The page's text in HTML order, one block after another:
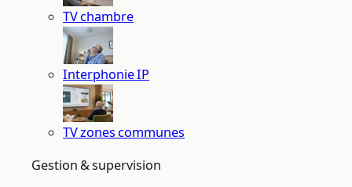
TV chambre
Interphonie IP
TV zones communes
Gestion & supervision